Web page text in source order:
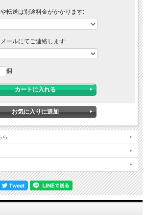
転送は別途料金がかかります:
ールにてご連絡します:
個
ら